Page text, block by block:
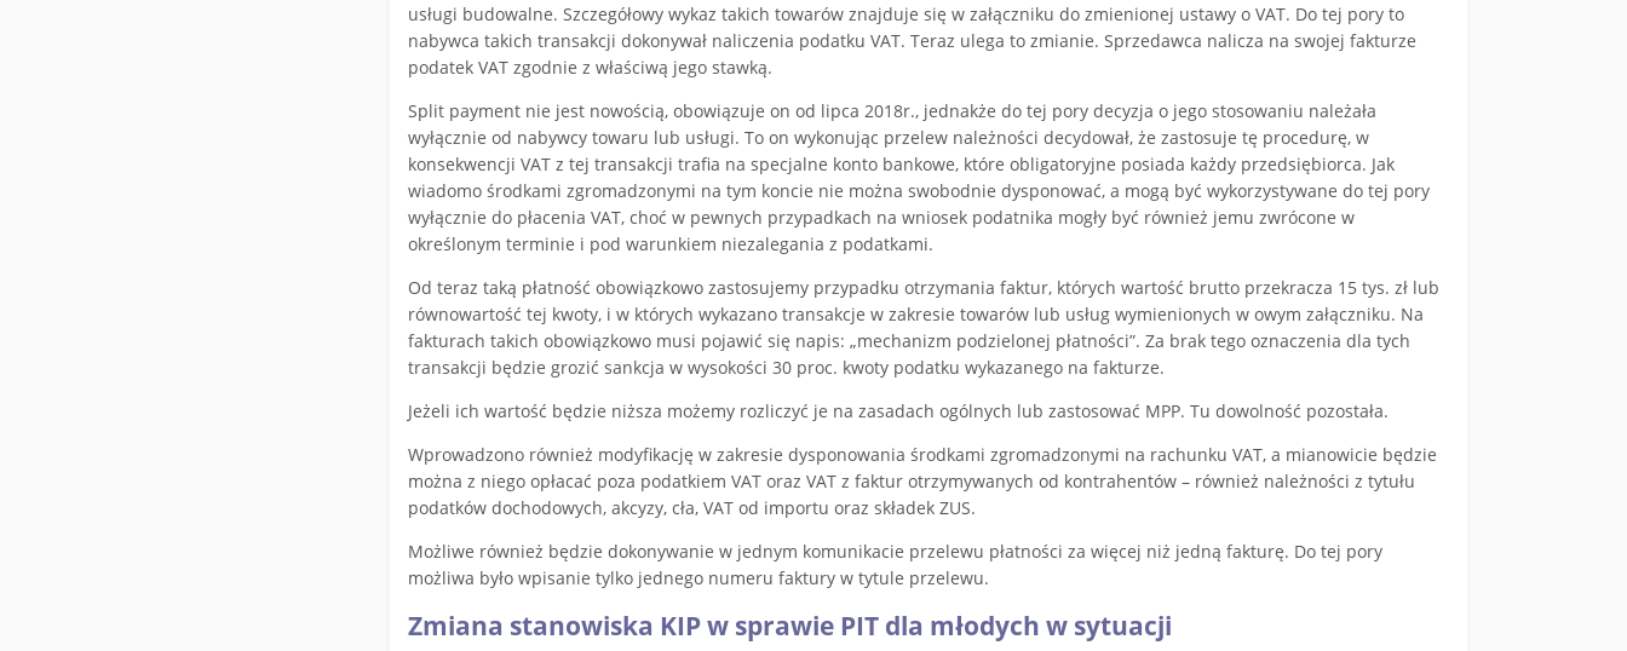
usługi budowalne. Szczegółowy wykaz takich towarów znajduje się w załączniku do zmienionej ustawy o VAT. Do tej pory to
nabywca takich transakcji dokonywał naliczenia podatku VAT. Teraz ulega to zmianie. Sprzedawca nalicza na swojej fakturze
podatek VAT zgodnie z właściwą jego stawką.
Split payment nie jest nowością, obowiązuje on od lipca 2018r., jednakże do tej pory decyzja o jego stosowaniu należała
wyłącznie od nabywcy towaru lub usługi. To on wykonując przelew należności decydował, że zastosuje tę procedurę, w
konsekwencji VAT z tej transakcji trafia na specjalne konto bankowe, które obligatoryjne posiada każdy przedsiębiorca. Jak
wiadomo środkami zgromadzonymi na tym koncie nie można swobodnie dysponować, a mogą być wykorzystywane do tej pory
wyłącznie do płacenia VAT, choć w pewnych przypadkach na wniosek podatnika mogły być również jemu zwrócone w
określonym terminie i pod warunkiem niezalegania z podatkami.
Od teraz taką płatność obowiązkowo zastosujemy przypadku otrzymania faktur, których wartość brutto przekracza 15 tys. zł lub
równowartość tej kwoty, i w których wykazano transakcje w zakresie towarów lub usług wymienionych w owym załączniku. Na
fakturach takich obowiązkowo musi pojawić się napis: „mechanizm podzielonej płatności”. Za brak tego oznaczenia dla tych
transakcji będzie grozić sankcja w wysokości 30 proc. kwoty podatku wykazanego na fakturze.
Jeżeli ich wartość będzie niższa możemy rozliczyć je na zasadach ogólnych lub zastosować MPP. Tu dowolność pozostała.
Wprowadzono również modyfikację w zakresie dysponowania środkami zgromadzonymi na rachunku VAT, a mianowicie będzie
można z niego opłacać poza podatkiem VAT oraz VAT z faktur otrzymywanych od kontrahentów – również należności z tytułu
podatków dochodowych, akcyzy, cła, VAT od importu oraz składek ZUS.
Możliwe również będzie dokonywanie w jednym komunikacie przelewu płatności za więcej niż jedną fakturę. Do tej pory
możliwa było wpisanie tylko jednego numeru faktury w tytule przelewu.
Zmiana stanowiska KIP w sprawie PIT dla młodych w sytuacji